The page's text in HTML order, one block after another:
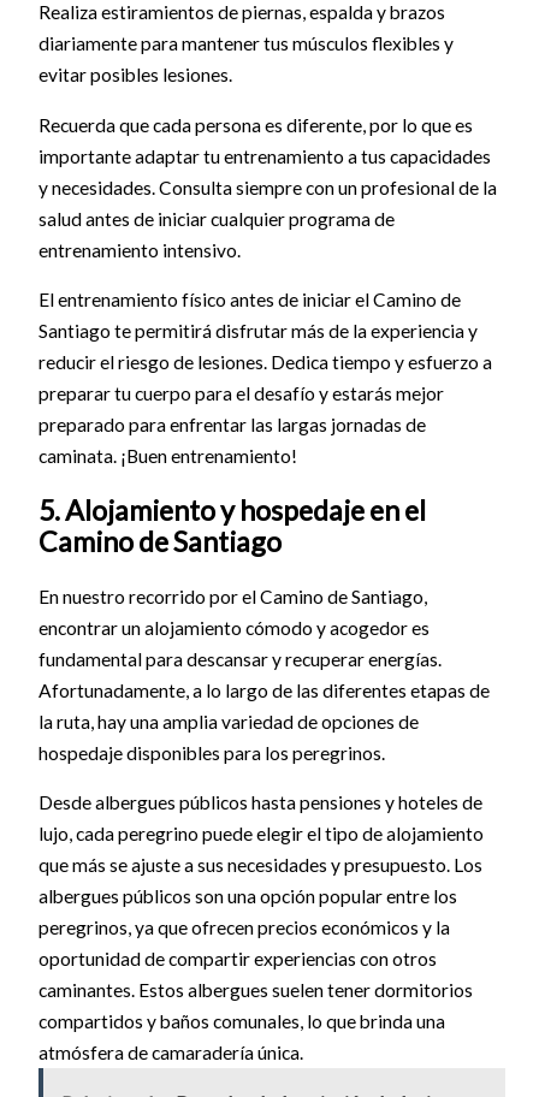
Realiza estiramientos de piernas, espalda y brazos
diariamente para mantener tus músculos flexibles y
evitar posibles lesiones.
Recuerda que cada persona es diferente, por lo que es
importante adaptar tu entrenamiento a tus capacidades
y necesidades. Consulta siempre con un profesional de la
salud antes de iniciar cualquier programa de
entrenamiento intensivo.
El entrenamiento físico antes de iniciar el Camino de
Santiago te permitirá disfrutar más de la experiencia y
reducir el riesgo de lesiones. Dedica tiempo y esfuerzo a
preparar tu cuerpo para el desafío y estarás mejor
preparado para enfrentar las largas jornadas de
caminata. ¡Buen entrenamiento!
5. Alojamiento y hospedaje en el
Camino de Santiago
En nuestro recorrido por el Camino de Santiago,
encontrar un alojamiento cómodo y acogedor es
fundamental para descansar y recuperar energías.
Afortunadamente, a lo largo de las diferentes etapas de
la ruta, hay una amplia variedad de opciones de
hospedaje disponibles para los peregrinos.
Desde albergues públicos hasta pensiones y hoteles de
lujo, cada peregrino puede elegir el tipo de alojamiento
que más se ajuste a sus necesidades y presupuesto. Los
albergues públicos son una opción popular entre los
peregrinos, ya que ofrecen precios económicos y la
oportunidad de compartir experiencias con otros
caminantes. Estos albergues suelen tener dormitorios
compartidos y baños comunales, lo que brinda una
atmósfera de camaradería única.